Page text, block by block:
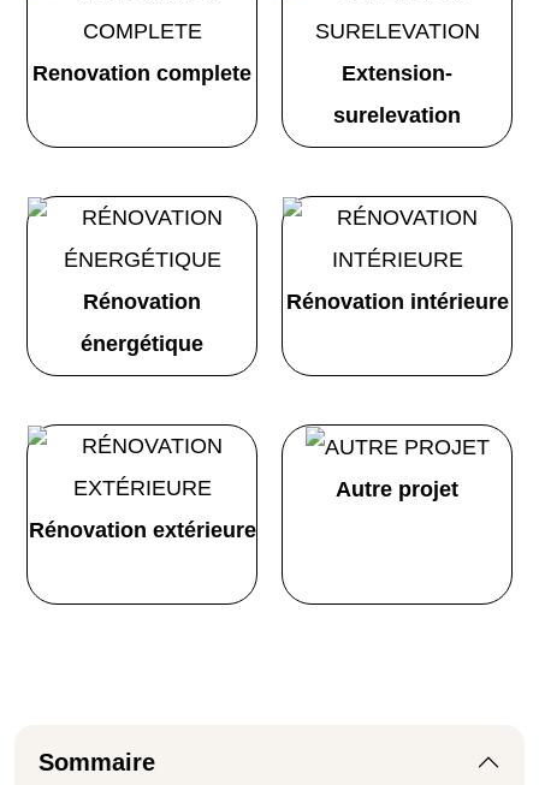
Renovation complete
Extension-
surelevation
Rénovation
énergétique
Rénovation intérieure
Rénovation extérieure
Autre projet
Sommaire